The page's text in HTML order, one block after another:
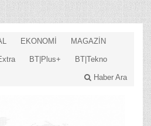
EKONOMİ MAGAZİN
BT|Plus+ BT|Tekno
Haber Ara